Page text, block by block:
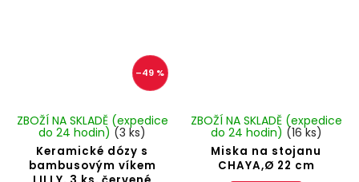
–49 %
Keramické dózy s
bambusovým víkem
ZBOŽÍ NA SKLADĚ (expedice
do 24 hodin) (3 ks)
Miska na stojanu
CHAYA,Ø 22 cm
ZBOŽÍ NA SKLADĚ (expedice
do 24 hodin) (16 ks)